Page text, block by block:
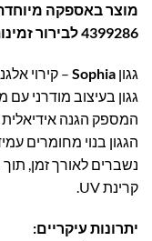
4399286 לבירור זמינות המלאי.
גגון Sophia – קירוי
גגון בעיצוב מודרני עם
המספק הגנה
הגגון בנוי מחומרים
נשברים לאורך זמן,
קרינת UV.
יתרונות עיקריים: